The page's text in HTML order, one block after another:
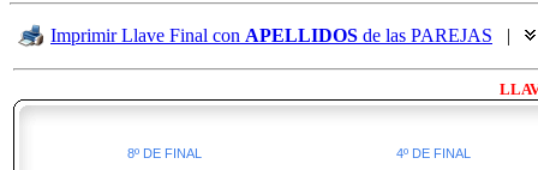
Imprimir Llave Final con APELLIDOS de las PAREJAS |
8º DE FINAL 4º DE FINAL